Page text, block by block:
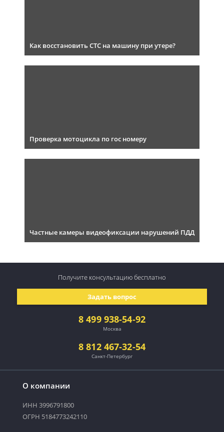
Как восстановить СТС на машину при утере?
Проверка мотоцикла по гос номеру
Частные камеры видеофиксации нарушений ПДД
О компании
ИНН 3996791800
ОГРН 5184773242110
8 499 938-54-92
Москва
8 812 467-32-54
Санкт-Петербург
Задать вопрос
Получите консультациюбесплатно